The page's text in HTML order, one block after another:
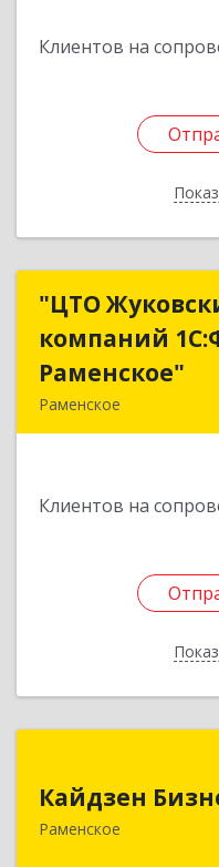
Клиентов на
"ЦТО
компаний
Раменское"
Раменское
Клиентов на
"ЦТО
компаний
Кайдзен
Раменское
Гжельского